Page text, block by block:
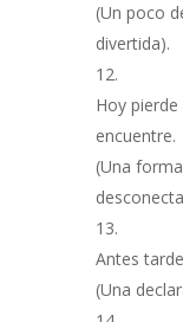
(Un poco
divertida).
Hoy
encuentre.
(Una
Antes
(Una